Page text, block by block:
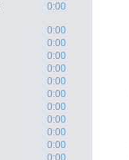
0:00
0:00
0:00
0:00
0:00
0:00
0:00
0:00
0:00
0:00
0:00
0:00